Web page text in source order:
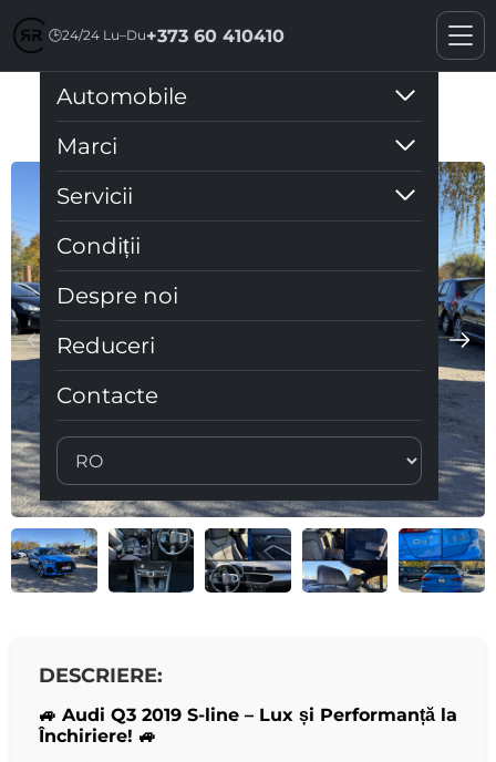
🕒24/24 Lu–Du+373 60 410410
Automobile
Marci
Servicii
Condiții
Despre noi
Reduceri
Contacte
Audi Q3 2019 S-line
DESCRIERE:
🚙 Audi Q3 2019 S-line – Lux și Performanță la
Închiriere! 🚙